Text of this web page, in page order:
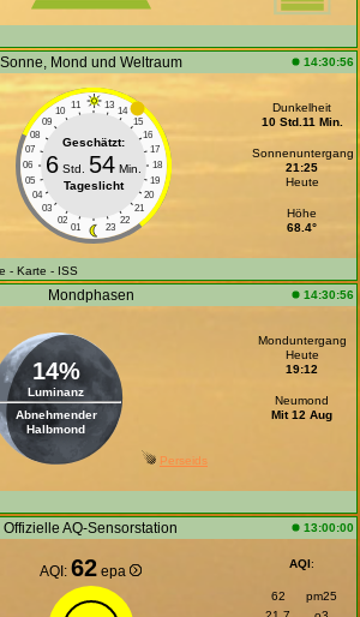
Sonne, Mond und Weltraum 14:30:56
11 13
10
14
09
15
08
16
07
17
06
18
05
19
04
20
03
21
02
22
01 23
Geschätzt:
6Std. 54Min.
Tageslicht
Dunkelheit
10 Std.11 Min.
Sonnenuntergang
21:25
Heute
Höhe
68.4°
- Karte - ISS
Mondphasen 14:30:56
14%
Luminanz
Abnehmender
Halbmond
Monduntergang
Heute
19:12
Neumond
Mit 12 Aug
Perseids
Offizielle AQ-Sensorstation 13:00:00
AQI:62 epa AQI:
62
pm25